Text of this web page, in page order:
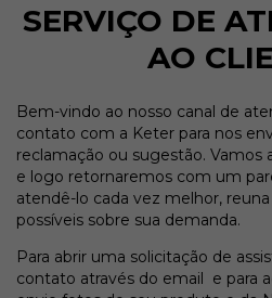
SERVIÇO DE
AO
Bem-vindo ao nosso canal de
contato com a Keter para nos
reclamação ou sugestão. Vamos
e logo retornaremos com um
atendê-lo cada vez melhor,
possíveis sobre sua demanda.
Para abrir uma solicitação de
contato através do email e para